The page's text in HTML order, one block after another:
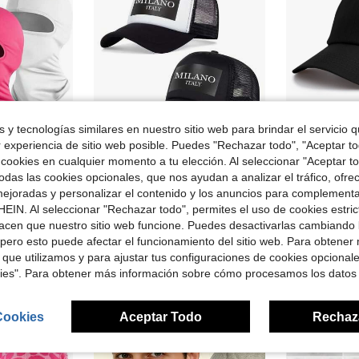
escalada, deportes y actividades al aire libre diarias, verano, playa, vacaciones
en Verano Máscaras y sombreros con visera para hom
en Verano Máscaras y sombreros con visera para hom
en Verano Máscaras y sombreros con visera para hom
-28% Gorra de béisbol con visera curva y estilo hippie, gorra de camionero con estampado de letra y Milán, transpirable y de malla, sombrero casual y ajustable para exteriores y deportes, unisex para uso diario
#2 Más vendidos
¡Casi agotado!
#2 Más vendidos en Trucker Sombreros de hombre
¡Casi agotado!
#2 Más vendidos en Trucker Sombreros de hombre
¡Casi agotado!
#2 Más vendidos en Trucker Sombreros de hombre
¡Casi agotado!
$5.04 300+ vendidos
con cupón
-10% 1 pieza Gorra de
#1 Más
#1 Más
#1 Más
#1 Más
$5.30
y tecnologías similares en nuestro sitio web para brindar el servicio
de sitio web posible. Puedes "Rechazar todo", "Aceptar
en cualquier momento a tu elección. Al seleccionar "Aceptar
las cookies opcionales, que nos ayudan a analizar el tráfico,
y personalizar el contenido y los anuncios para
Al seleccionar "Rechazar todo", permites el uso de cookies
que nuestro sitio web funcione. Puedes desactivarlas cambiando
esto puede afectar el funcionamiento del sitio web. Para obtener
utilizamos y para ajustar tus configuraciones de cookies
Para obtener más información sobre cómo procesamos los datos
Aceptar Todo